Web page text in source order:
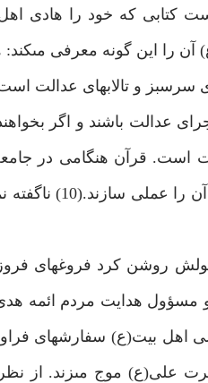
كتابى كه خود را هادى اهل
را اين گونه معرفى
عدالت باشند و اگر
است. قرآن هنگامى در
همگان به دستورات آن عمل
رسولش روشن كرد فروغ‏هاى
هدايت مردم ائمه
اهل بيت(ع) سفارش‏هاى
على(ع) موج مى‏زند. از